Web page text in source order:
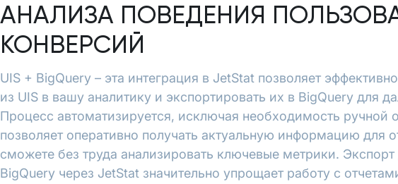
АНАЛИЗА ПОВЕДЕНИЯ
КОНВЕРСИЙ
UIS + BigQuery – эта интеграция в JetStat позволяет
из UIS в вашу аналитику и экспортировать их в BigQuery для
Процесс автоматизируется, исключая необходимость ручной
позволяет оперативно получать актуальную информацию для
сможете без труда анализировать ключевые метрики. Экспорт
BigQuery через JetStat значительно упрощает работу с